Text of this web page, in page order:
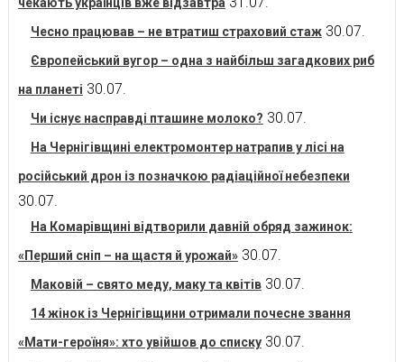
Чесно працював – не втратиш страховий стаж 30.07.
Європейський вугор – одна з найбільш загадкових риб
на планеті 30.07.
Чи існує насправді пташине молоко? 30.07.
На Чернігівщині електромонтер натрапив у лісі на
російський дрон із позначкою радіаційної небезпеки
30.07.
На Комарівщині відтворили давній обряд зажинок:
«Перший сніп – на щастя й урожай» 30.07.
Маковій – свято меду, маку та квітів 30.07.
14 жінок із Чернігівщини отримали почесне звання
«Мати-героїня»: хто увійшов до списку 30.07.